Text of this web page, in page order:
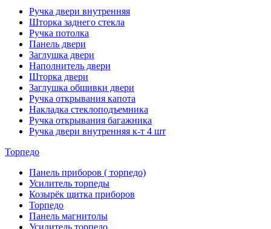
Ручка двери внутренняя
Шторка заднего стекла
Ручка потолка
Панель двери
Заглушка двери
Наполнитель двери
Шторка двери
Заглушка обшивки двери
Ручка открывания капота
Накладка стеклоподъемника
Ручка открывания багажника
Ручка двери внутренняя к-т 4 шт
Торпедо
Панель приборов ( торпедо)
Усилитель торпеды
Козырёк щитка приборов
Торпедо
Панель магнитолы
Усилитель торпедо